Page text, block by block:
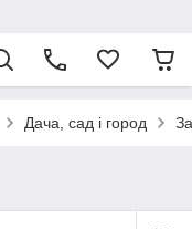
Дача, сад і город